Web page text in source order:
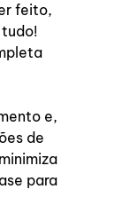
feito,
e,
de
para